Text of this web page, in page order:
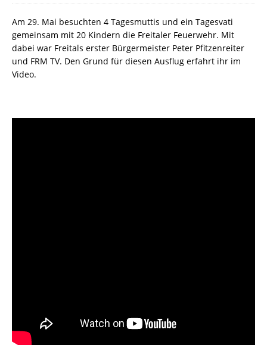
Am 29. Mai besuchten 4 Tagesmuttis und ein Tagesvati
gemeinsam mit 20 Kindern die Freitaler Feuerwehr. Mit
dabei war Freitals erster Bürgermeister Peter Pfitzenreiter
und FRM TV. Den Grund für diesen Ausflug erfahrt ihr im
Video.